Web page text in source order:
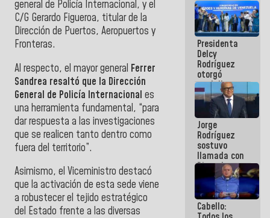
general de Policía Internacional, y el
C/G Gerardo Figueroa, titular de la
Dirección de Puertos, Aeropuertos y
Fronteras.
Al respecto, el mayor general Ferrer
Sandrea resaltó que la Dirección
General de Policía Internacional es
una herramienta fundamental, “para
dar respuesta a las investigaciones
que se realicen tanto dentro como
fuera del territorio”.
Asimismo, el Viceministro destacó
que la activación de esta sede viene
a robustecer el tejido estratégico
del Estado frente a las diversas
para
optimizar
manejo de
escombros
en La Guaira
Presidenta
Delcy
Rodríguez
otorgó
medalla
"Héroe de
Venezuela"
a servidores
públicos
Jorge
Rodríguez
sostuvo
llamada con
Dinorah
Figuera y
acuerdan
primer
encuentro
Cabello: